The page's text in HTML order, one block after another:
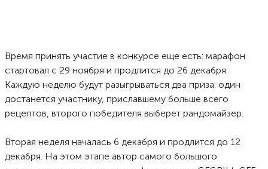
Время принять участие в конкурсе еще есть: марафон
стартовал с 29 ноября и продлится до 26 декабря.
Каждую неделю будут разыгрываться два приза: один
достанется участнику, приславшему больше всего
рецептов, второго победителя выберет рандомайзер.
Вторая неделя началась 6 декабря и продлится до 12
декабря. На этом этапе автор самого большого